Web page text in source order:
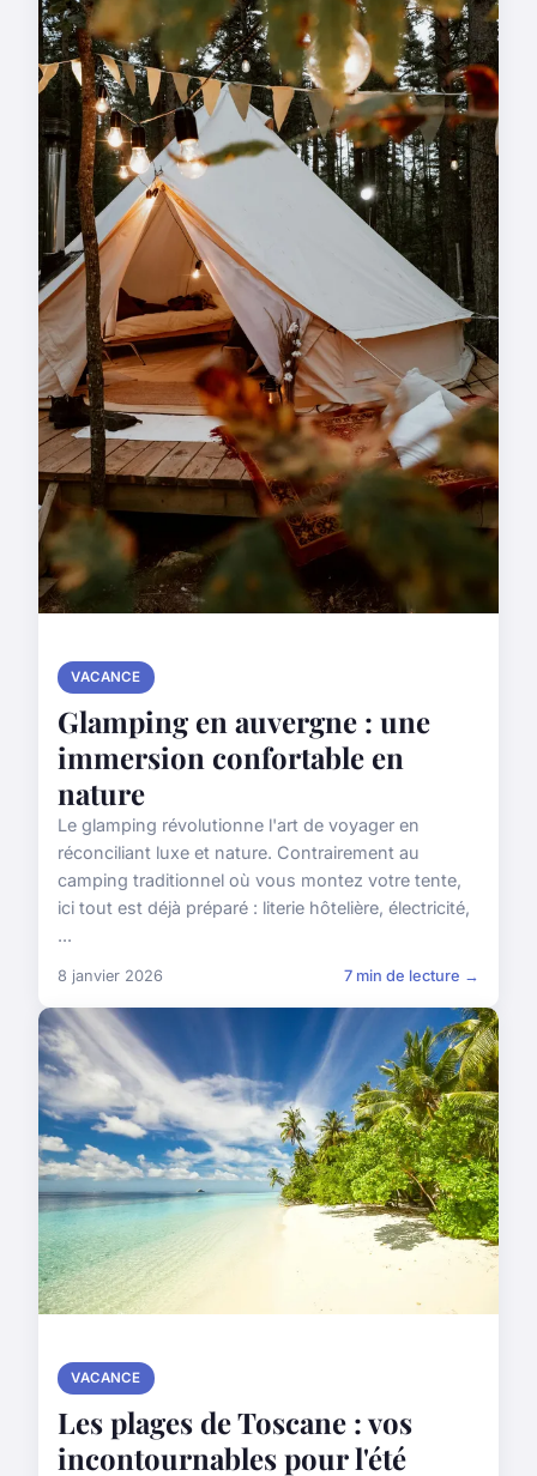
VACANCE
Glamping en auvergne : une
immersion confortable en
nature
Le glamping révolutionne l'art de voyager en
réconciliant luxe et nature. Contrairement au
camping traditionnel où vous montez votre tente,
ici tout est déjà préparé : literie hôtelière, électricité,
...
8 janvier 2026 7 min de lecture →
VACANCE
Les plages de Toscane : vos
incontournables pour l'été